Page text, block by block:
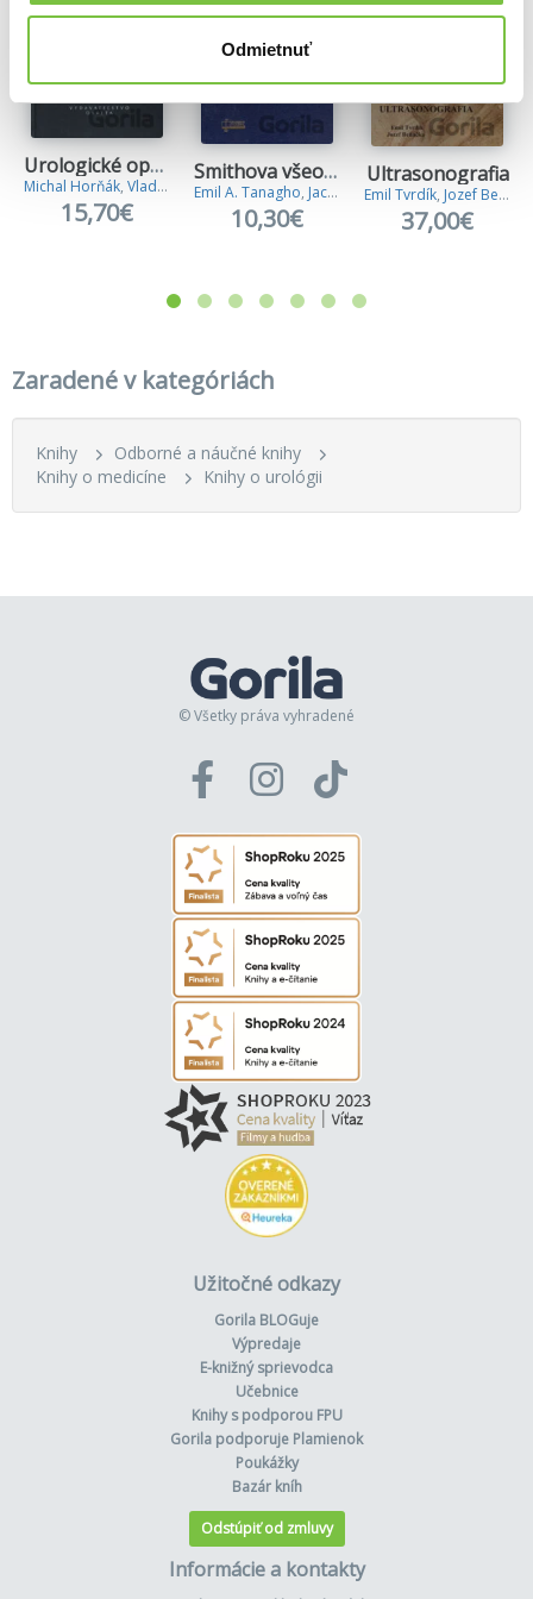
Odmietnuť
Urologické operácie
Michal Horňák, Vladimír Zvara ,
15,70€
Smithova všeobecná urológia
Emil A. Tanagho, Jack W. McAninch
10,30€
Ultrasonografia
Emil Tvrdík, Jozef Beňačka
37,00€
Zaradené v kategóriách
Knihy
Odborné a náučné knihy
Knihy o medicíne
Knihy o urológii
© Všetky práva vyhradené
Užitočné odkazy
Gorila BLOGuje
Výpredaje
E-knižný sprievodca
Učebnice
Knihy s podporou FPU
Gorila podporuje Plamienok
Poukážky
Bazár kníh
Odstúpiť od zmluvy
Informácie a kontakty